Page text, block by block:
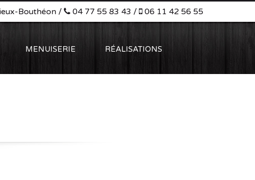
Bouthéon / 04 77 55 83 43 / 06 11 42 56 55
MENUISERIE RÉALISATIONS